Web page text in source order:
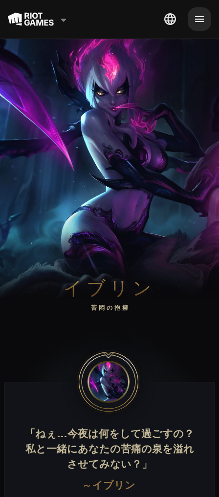
イブリン
苦悶の抱擁
「ねぇ…今夜は何をして過ごすの？
私と一緒にあなたの苦痛の泉を溢れ
させてみない？」
~ イブリン